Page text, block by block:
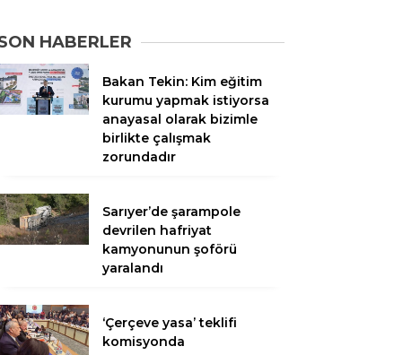
HABERLER
Bakan Tekin: Kim eğitim
kurumu yapmak istiyorsa
anayasal olarak bizimle
birlikte çalışmak
zorundadır
Sarıyer’de şarampole
devrilen hafriyat
kamyonunun şoförü
yaralandı
‘Çerçeve yasa’ teklifi
komisyonda